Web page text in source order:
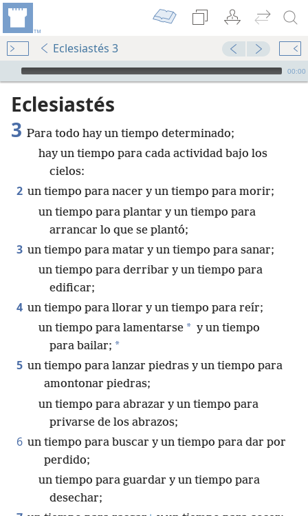
Eclesiastés 3
Audio Player
00:00
Eclesiastés
3 Para todo hay un tiempo determinado;
hay un tiempo para cada actividad bajo los
cielos:
2 un tiempo para nacer y un tiempo para morir;
un tiempo para plantar y un tiempo para
arrancar lo que se plantó;
3 un tiempo para matar y un tiempo para sanar;
un tiempo para derribar y un tiempo para
edificar;
4 un tiempo para llorar y un tiempo para reír;
un tiempo para lamentarse * y un tiempo
para bailar; *
5 un tiempo para lanzar piedras y un tiempo para
amontonar piedras;
un tiempo para abrazar y un tiempo para
privarse de los abrazos;
6 un tiempo para buscar y un tiempo para dar por
perdido;
un tiempo para guardar y un tiempo para
desechar;